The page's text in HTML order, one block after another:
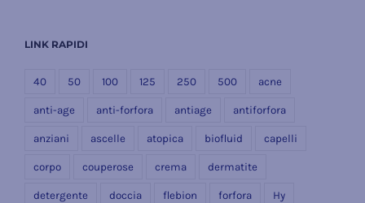
LINK RAPIDI
40 50 100 125 250 500 acne
anti-age anti-forfora antiage antiforfora
anziani ascelle atopica biofluid capelli
corpo couperose crema dermatite
detergente doccia flebion forfora Hy